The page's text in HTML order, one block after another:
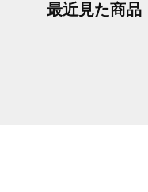
最近見た商品